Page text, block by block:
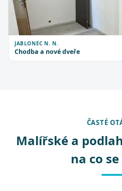
JABLONEC N. N.
Chodba a nové dveře
ČASTÉ
Malířské a
na co